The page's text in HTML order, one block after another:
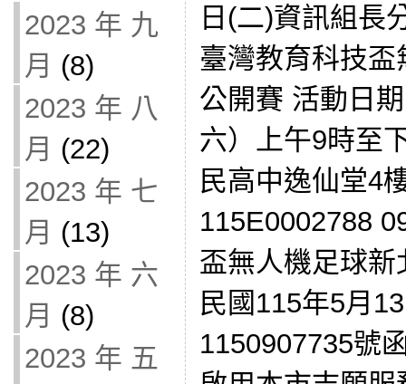
2023 年 九
月 (8)
2023 年 八
月 (22)
2023 年 七
月 (13)
2023 年 六
月 (8)
2023 年 五
日(二)資訊組長
臺灣教育科技
公開賽 活動日
六）上午9時至
民高中逸仙堂4
115E0002788
盃無人機足球
民國115年5月
1150907735號